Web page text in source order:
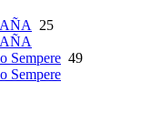
25
Sempere 49
Sempere